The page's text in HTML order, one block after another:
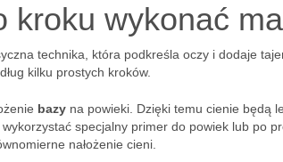
kroku wykonać
technika, która podkreśla oczy i dodaje
kilku prostych kroków.
bazy na powieki. Dzięki temu cienie będą
specjalny primer do powiek lub po
nałożenie cieni.